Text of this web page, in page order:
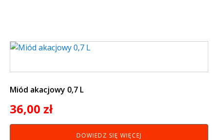
Miód akacjowy 0,7 L
36,00 zł
DOWIEDZ SIĘ WIĘCEJ